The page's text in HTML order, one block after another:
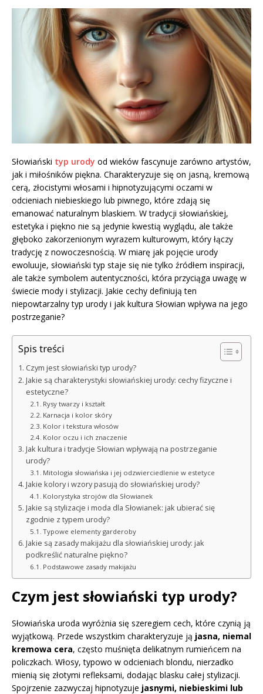
Słowiański typ urody od wieków fascynuje zarówno artystów,
jak i miłośników piękna. Charakteryzuje się on jasną, kremową
cerą, złocistymi włosami i hipnotyzującymi oczami w
odcieniach niebieskiego lub piwnego, które zdają się
emanować naturalnym blaskiem. W tradycji słowiańskiej,
estetyka i piękno nie są jedynie kwestią wyglądu, ale także
głęboko zakorzenionym wyrazem kulturowym, który łączy
tradycję z nowoczesnością. W miarę jak pojęcie urody
ewoluuje, słowiański typ staje się nie tylko źródłem inspiracji,
ale także symbolem autentyczności, która przyciąga uwagę w
świecie mody i stylizacji. Jakie cechy definiują ten
niepowtarzalny typ urody i jak kultura Słowian wpływa na jego
postrzeganie?
Spis treści
Czym jest słowiański typ urody?
Jakie są charakterystyki słowiańskiej urody: cechy fizyczne i
estetyczne?
Rysy twarzy i kształt
Karnacja i kolor skóry
Kolor i tekstura włosów
Kolor oczu i ich znaczenie
Jak kultura i tradycje Słowian wpływają na postrzeganie
urody?
Mitologia słowiańska i jej odzwierciedlenie w estetyce
Jakie kolory i wzory pasują do słowiańskiej urody?
Kolorystyka strojów dla Słowianek
Jakie są stylizacje i moda dla Słowianek: jak ubierać się
zgodnie z typem urody?
Typowe elementy garderoby
Jakie są zasady makijażu dla słowiańskiej urody: jak
podkreślić naturalne piękno?
Podstawowe zasady makijażu
Czym jest słowiański typ urody?
Słowiańska uroda wyróżnia się szeregiem cech, które czynią ją
wyjątkową. Przede wszystkim charakteryzuje ją jasna, niemal
kremowa cera, często muśnięta delikatnym rumieńcem na
policzkach. Włosy, typowo w odcieniach blondu, nierzadko
mienią się złotymi refleksami, dodając blasku całej stylizacji.
Spojrzenie zazwyczaj hipnotyzuje jasnymi, niebieskimi lub